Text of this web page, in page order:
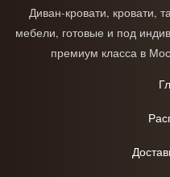
Диван-кровати, кровати,
мебели, готовые и под
премиум класса в